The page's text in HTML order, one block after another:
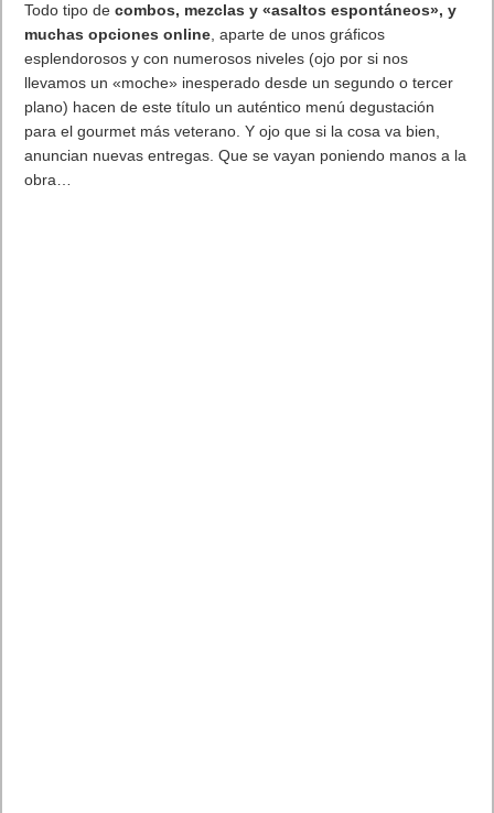
Todo tipo decombos, mezclas y «asaltos espontáneos», y
muchas opciones online , aparte de unos gráficos
esplendorosos y con numerosos niveles (ojo por si nos
llevamos un «moche» inesperado desde un segundo o tercer
plano) hacen de este título un auténtico menú degustación
para el gourmet más veterano. Y ojo que si la cosa va bien,
anuncian nuevas entregas. Que se vayan poniendo manos a la
obra…